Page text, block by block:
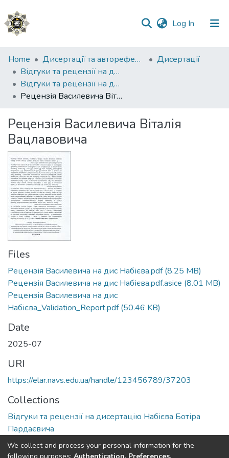
Log In (current)
Communities
&
Collections
All of DSpace
Statistics
Home Дисертації та автореферати
Дисертації
Відгуки та рецензії на дисертації
Відгуки та рецензії на дисертацію Набієва Ботіра Пардаєвича
Рецензія Василевича Віталія Вацлавовича
Рецензія Василевича Віталія
Вацлавовича
Files
Рецензія Василевича на дис Набієва.pdf(8.25 MB)
Рецензія Василевича на дис Набієва.pdf.asice (8.01 MB)
Рецензія Василевича на дис
Набієва_Validation_Report.pdf(50.46 KB)
Date
2025-07
URI
https://elar.navs.edu.ua/handle/123456789/37203
Collections
Відгуки та рецензії на дисертацію Набієва Ботіра
Пардаєвича
Full item page
We collect and process your personal information for the